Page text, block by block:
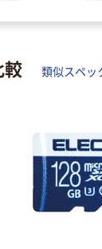
較 類似スペッ